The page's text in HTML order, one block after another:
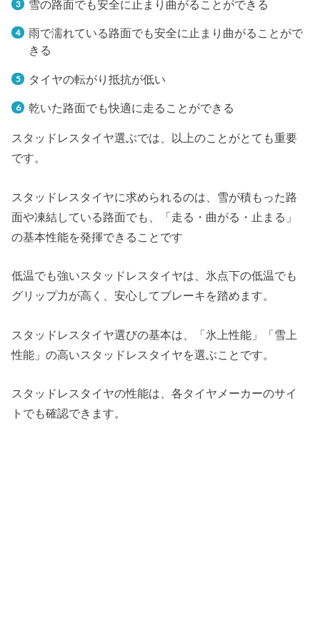
雪の路面でも安全に止まり曲がることができる
雨で濡れている路面でも安全に止まり曲がることがで
きる
タイヤの転がり抵抗が低い
乾いた路面でも快適に走ることができる
スタッドレスタイヤ選ぶでは、以上のことがとても重要
です。
スタッドレスタイヤに求められるのは、雪が積もった路
面や凍結している路面でも、「走る・曲がる・止まる」
の基本性能を発揮できることです
低温でも強いスタッドレスタイヤは、氷点下の低温でも
グリップ力が高く、安心してブレーキを踏めます。
スタッドレスタイヤ選びの基本は、「氷上性能」「雪上
性能」の高いスタッドレスタイヤを選ぶことです。
スタッドレスタイヤの性能は、各タイヤメーカーのサイ
トでも確認できます。